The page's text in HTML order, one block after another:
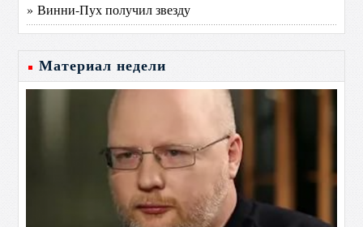
» Винни-Пух получил звезду
Материал недели